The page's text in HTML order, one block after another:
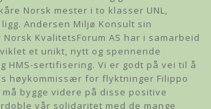
Norsk mester i to klasser UNL,
Andersen Miljø Konsult sin
KvalitetsForum AS har i samarbeid
et unikt, nytt og spennende
HMS-sertifisering. Vi er godt på vei til å
høykommissær for flyktninger Filippo
må bygge videre på disse positive
vår solidaritet med de mange